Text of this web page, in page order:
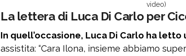
video)
La lettera di Luca Di Carlo per
In quell’occasione, Luca Di Carlo ha
assistita: “Cara Ilona, insieme abbiamo